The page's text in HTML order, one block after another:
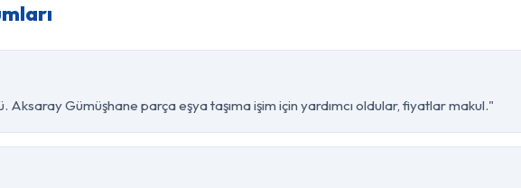
Aksaray Gümüşhane parça eşya taşıma işim için yardımcı oldular, fiyatlar makul."